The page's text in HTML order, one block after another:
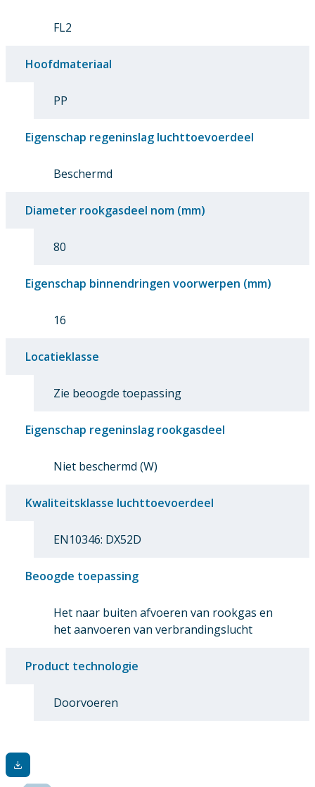
FL2
Hoofdmateriaal
PP
Eigenschap regeninslag luchttoevoerdeel
Beschermd
Diameter rookgasdeel nom (mm)
80
Eigenschap binnendringen voorwerpen (mm)
16
Locatieklasse
Zie beoogde toepassing
Eigenschap regeninslag rookgasdeel
Niet beschermd (W)
Kwaliteitsklasse luchttoevoerdeel
EN10346: DX52D
Beoogde toepassing
Het naar buiten afvoeren van rookgas en
het aanvoeren van verbrandingslucht
Product technologie
Doorvoeren